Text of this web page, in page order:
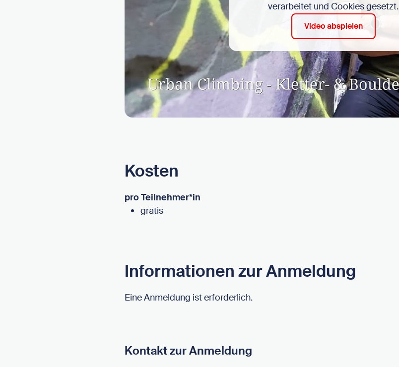
verarbeitet und Cookies gesetzt.
Video abspielen
Kosten
pro Teilnehmer*in
gratis
Informationen zur Anmeldung
Eine Anmeldung ist erforderlich.
Kontakt zur Anmeldung